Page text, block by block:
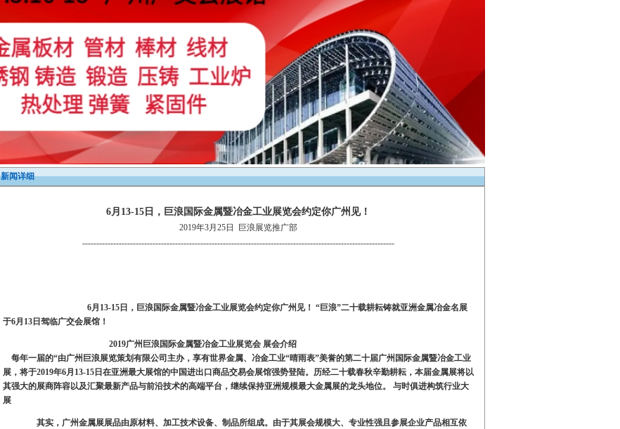
新闻详细
6月13-15日，巨浪国际金属暨冶金工业展览会约定你广州见！
2019年3月25日
巨浪展览推广部
---------------------------------------------------------------------------------------------------------------
6月 13-15 日，巨浪国际金属暨冶金工业展览会约定你广州见！ “巨浪”二十载耕耘铸就亚洲金属冶金名展
于6月 13 日驾临广交会展馆！
2019广州巨浪国际金属暨冶金工业展览会 展会介绍
每年一届的“由广州巨浪展览策划有限公司主办，享有世界金属、冶金工业“晴雨表”美誉的第二十届广州国际金属暨冶金工业
展，将于2019年6月13-15日在亚洲最大展馆的中国进出口商品交易会展馆强势登陆。历经二十载春秋辛勤耕耘，本届金属展将以
其强大的展商阵容以及汇聚最新产品与前沿技术的高端平台，继续保持亚洲规模最大金属展的龙头地位。 与时俱进构筑行业大
展
其实，广州金属展展品由原材料、加工技术设备、制品所组成。由于其展会规模大、专业性强且参展企业产品相互依